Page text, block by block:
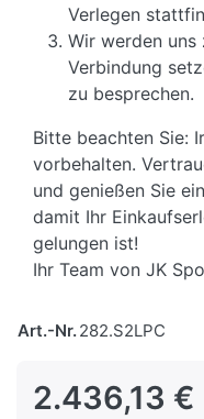
Verlegen
Wir werden uns
Verbindung
zu besprechen.
Bitte beachten Sie:
vorbehalten.
und genießen Sie
damit Ihr
gelungen ist!
Ihr Team von JK
Art.-Nr.282.S2LPC
2.436,13 €